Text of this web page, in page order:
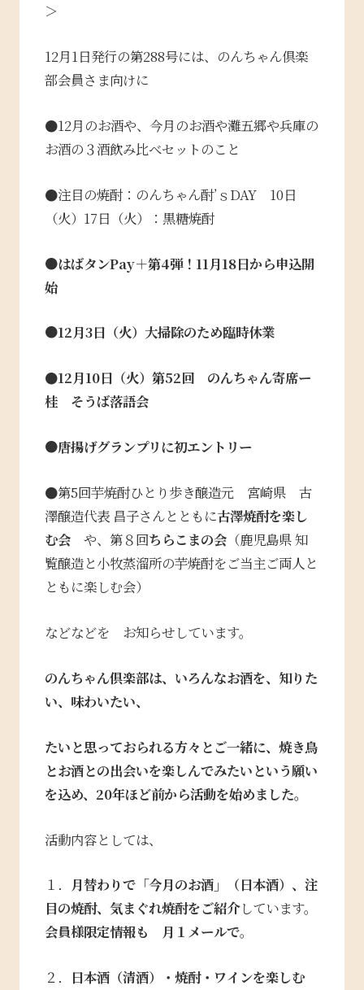
＞
12月1日発行の第288号には、のんちゃん倶楽
部会員さま向けに
●12月のお酒や、今月のお酒や灘五郷や兵庫の
お酒の ３酒飲み比べセットのこと
●注目の焼酎：のんちゃん酎’ｓDAY 10日
（火）17日（火）：黒糖焼酎
●はばタンPay＋第4弾！11月18日から申込開
始
●12月3日（火）大掃除のため臨時休業
●12月10日（火） 第52回 のんちゃん寄席ー
桂 そうば落語会
●唐揚げグランプリに初エントリー
●第5回芋焼酎ひとり歩き醸造元 宮崎県 古
澤醸造代表 昌子さんとともに古澤焼酎を楽し
む会 や、第８回ちらこまの会（鹿児島県 知
覧醸造と小牧蒸溜所の芋焼酎をご当主ご両人と
ともに楽しむ会）
などなどを お知らせしています。
のんちゃん倶楽部は、いろんなお酒を、知りた
い、味わいたい、
たいと思っておられる方々とご一緒に、焼き鳥
とお酒との出会いを楽しんでみたいという願い
を込め、20年ほど前から活動を始めました。
活動内容としては、
１． 月替わりで「今月のお酒」（日本酒）、注
目の焼酎、気まぐれ焼酎をご紹介しています。
会員様限定情報も 月１メールで。
２．
日本酒（清酒）・焼酎・ワインを楽しむ